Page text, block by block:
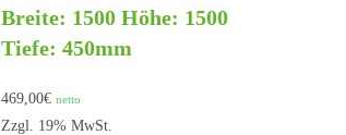
Breite: 1500 Höhe: 1500
Tiefe: 450mm
469,00€ netto
Zzgl. 19% MwSt.